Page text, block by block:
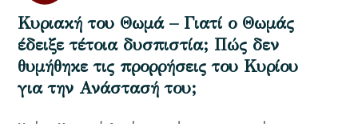
Κυριακή του Θωμά – Γιατί ο Θωμάς
έδειξε τέτοια δυσπιστία; Πώς δεν
θυμήθηκε τις προρρήσεις του Κυρίου
για την Ανάστασή του;